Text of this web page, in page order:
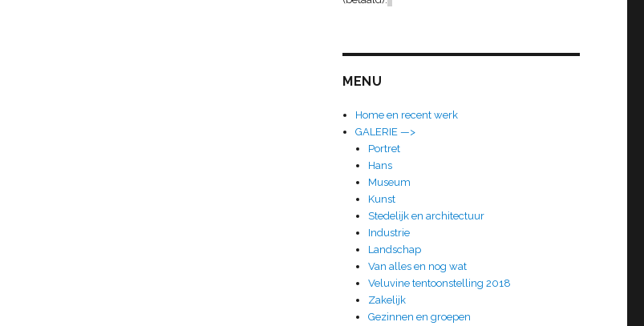
MENU
Home en recent werk
GALERIE —>
Portret
Hans
Museum
Kunst
Stedelijk en architectuur
Industrie
Landschap
Van alles en nog wat
Veluvine tentoonstelling 2018
Zakelijk
Gezinnen en groepen